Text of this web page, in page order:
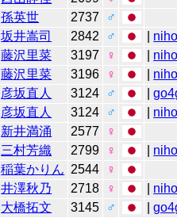
孫英世 2737
♂
坂井嵩司 2842 ♂
藤沢里菜 3197 ♀
藤沢里菜 3196 ♀
彦坂直人 3124 ♂ |
彦坂直人 3124 ♂
新井満涌 2577
♀
三村芳織 2799 ♀
稲葉かりん 2544
♀
井澤秋乃 2718 ♀
大橋拓文 3145 ♂ |